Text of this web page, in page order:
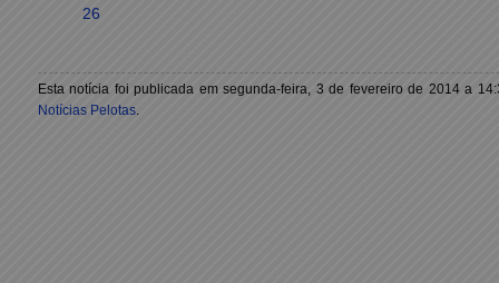
26
Esta notícia foi publicada em segunda-feira, 3 de fevereiro de 2014 a
Notícias Pelotas.